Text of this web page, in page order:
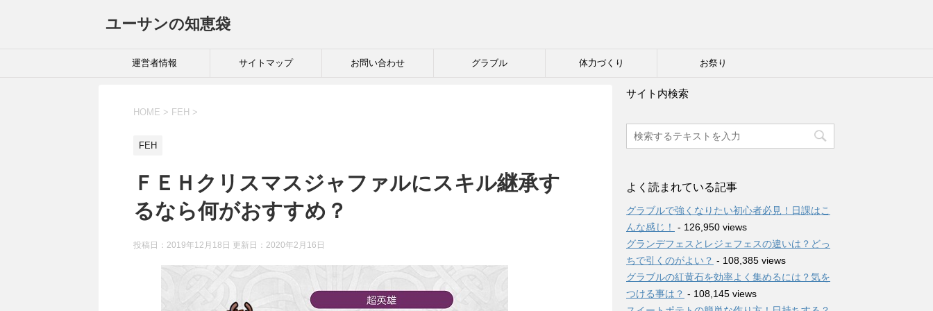
ユーサンの知恵袋
運営者情報 サイトマップ お問い合わせ グラブル 体力づくり お祭り
HOME > FEH >
FEH
ＦＥＨクリスマスジャファルにスキル継承す
るなら何がおすすめ？
投稿日：2019年12月18日 更新日： 2020年2月16日
サイト内検索
よく読まれている記事
グラブルで強くなりたい初心者必見！日課はこ
んな感じ！
- 126,950 views
グランデフェスとレジェフェスの違いは？どっ
ちで引くのがよい？ - 108,385 views
グラブルの紅黄石を効率よく集めるには？気を
つける事は？ - 108,145 views